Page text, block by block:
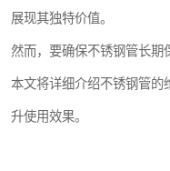
展现其独特价值。
然而，要确保不锈钢管长期
本文将详细介绍不锈钢管的
升使用效果。